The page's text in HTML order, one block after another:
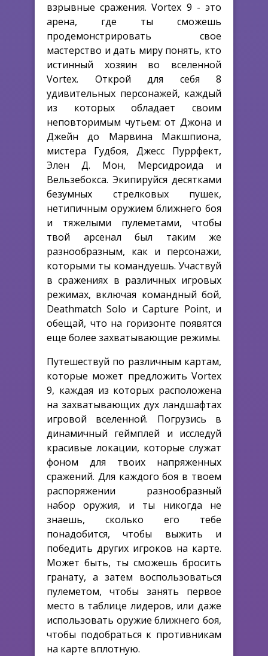
взрывные сражения. Vortex 9 - это
арена, где ты сможешь
продемонстрировать свое
мастерство и дать миру понять, кто
истинный хозяин во вселенной
Vortex. Открой для себя 8
удивительных персонажей, каждый
из которых обладает своим
неповторимым чутьем: от Джона и
Джейн до Марвина Макшпиона,
мистера Гудбоя, Джесс Пуррфект,
Элен Д. Мон, Мерсидроида и
Вельзебокса. Экипируйся десятками
безумных стрелковых пушек,
нетипичным оружием ближнего боя
и тяжелыми пулеметами, чтобы
твой арсенал был таким же
разнообразным, как и персонажи,
которыми ты командуешь. Участвуй
в сражениях в различных игровых
режимах, включая командный бой,
Deathmatch Solo и Capture Point, и
обещай, что на горизонте появятся
еще более захватывающие режимы.
Путешествуй по различным картам,
которые может предложить Vortex
9, каждая из которых расположена
на захватывающих дух ландшафтах
игровой вселенной. Погрузись в
динамичный геймплей и исследуй
красивые локации, которые служат
фоном для твоих напряженных
сражений. Для каждого боя в твоем
распоряжении разнообразный
набор оружия, и ты никогда не
знаешь, сколько его тебе
понадобится, чтобы выжить и
победить других игроков на карте.
Может быть, ты сможешь бросить
гранату, а затем воспользоваться
пулеметом, чтобы занять первое
место в таблице лидеров, или даже
использовать оружие ближнего боя,
чтобы подобраться к противникам
на карте вплотную.